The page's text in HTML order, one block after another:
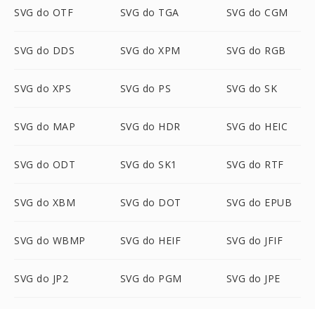
SVG do OTF SVG do TGA SVG do CGM
SVG do DDS SVG do XPM SVG do RGB
SVG do XPS SVG do PS SVG do SK
SVG do MAP SVG do HDR SVG do HEIC
SVG do ODT SVG do SK1 SVG do RTF
SVG do XBM SVG do DOT SVG do EPUB
SVG do WBMP SVG do HEIF SVG do JFIF
SVG do JP2 SVG do PGM SVG do JPE